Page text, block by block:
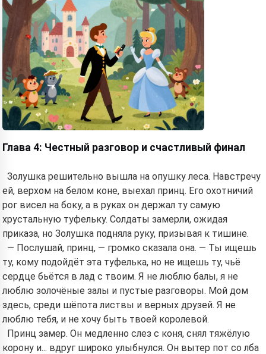
Глава 4: Честный разговор и счастливый финал
Золушка решительно вышла на опушку леса. Навстречу
ей, верхом на белом коне, выехал принц. Его охотничий
рог висел на боку, а в руках он держал ту самую
хрустальную туфельку. Солдаты замерли, ожидая
приказа, но Золушка подняла руку, призывая к тишине.
— Послушай, принц, — громко сказала она. — Ты ищешь
ту, кому подойдёт эта туфелька, но не ищешь ту, чьё
сердце бьётся в лад с твоим. Я не люблю балы, я не
люблю золочёные залы и пустые разговоры. Мой дом
здесь, среди шёпота листвы и верных друзей. Я не
люблю тебя, и не хочу быть твоей королевой.
Принц замер. Он медленно слез с коня, снял тяжёлую
корону и... вдруг широко улыбнулся. Он вытер пот со лба